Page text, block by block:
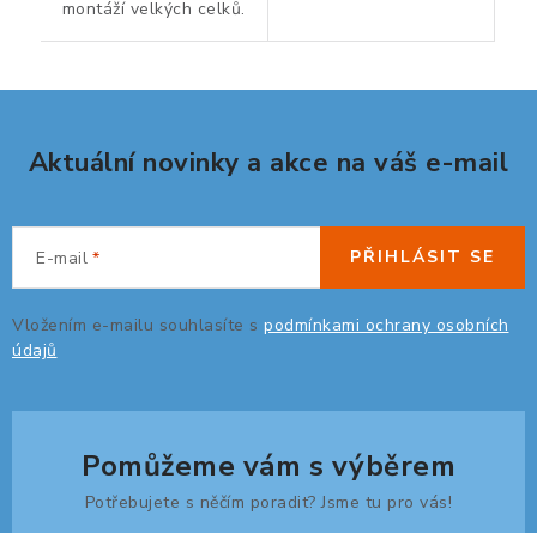
montáží velkých celků.
Aktuální novinky a akce na váš e-mail
E-mail
Vložením e-mailu souhlasíte s podmínkami ochrany osobních
údajů
PŘIHLÁSIT SE
Pomůžeme vám s výběrem
Potřebujete s něčím poradit? Jsme tu pro vás!